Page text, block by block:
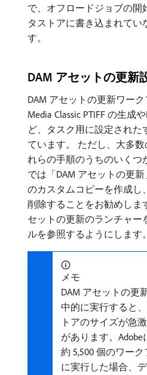
で、オフロードジョブの開
タストアに書き込まれてい
す。
DAM アセットの更新
DAM アセットの更新ワー
Media Classic PTIFF の生成
ど、タスク用に設定された
ています。 ただし、大多
れらの手順のうちのいくつ
では「DAM アセットの更
のカスタムコピーを作成し
削除することをお勧めしま
セットの更新のランチャー
ルを参照するようにします。
メモ
DAM アセットの更
中的に実行すると
トアのサイズが急
があります。Adobe
約 5,500 個のワー
に実行した場合、